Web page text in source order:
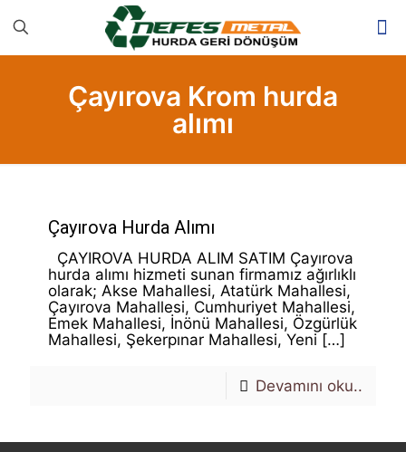
Çayırova Krom hurda
alımı
Çayırova Hurda Alımı
ÇAYIROVA HURDA ALIM SATIM Çayırova
hurda alımı hizmeti sunan firmamız ağırlıklı
olarak; Akse Mahallesi, Atatürk Mahallesi,
Çayırova Mahallesi, Cumhuriyet Mahallesi,
Emek Mahallesi, İnönü Mahallesi, Özgürlük
Mahallesi, Şekerpınar Mahallesi, Yeni […]
Devamını oku..